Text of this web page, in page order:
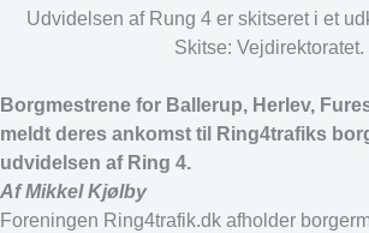
Udvidelsen af Rung 4 er skitseret i et
Skitse: Vejdirektoratet.
Borgmestrene for Ballerup, Herlev,
meldt deres ankomst til Ring4trafiks
udvidelsen af Ring 4.
Af Mikkel Kjølby
Foreningen Ring4trafik.dk afholder